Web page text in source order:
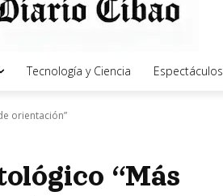
Tecnología y Ciencia Espectáculos
orientación”
“Más